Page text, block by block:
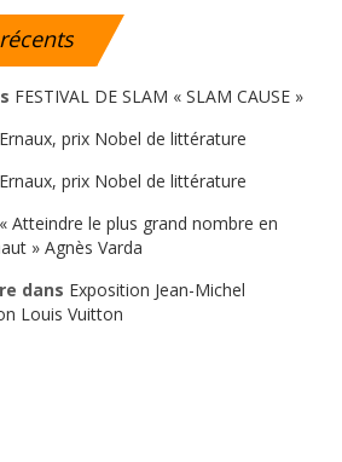
FESTIVAL DE SLAM « SLAM CAUSE »
prix Nobel de littérature
prix Nobel de littérature
« Atteindre le plus grand nombre en
» Agnès Varda
dans Exposition Jean-Michel
Louis Vuitton